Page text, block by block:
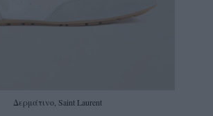
Δερμάτινo, Saint Laurent